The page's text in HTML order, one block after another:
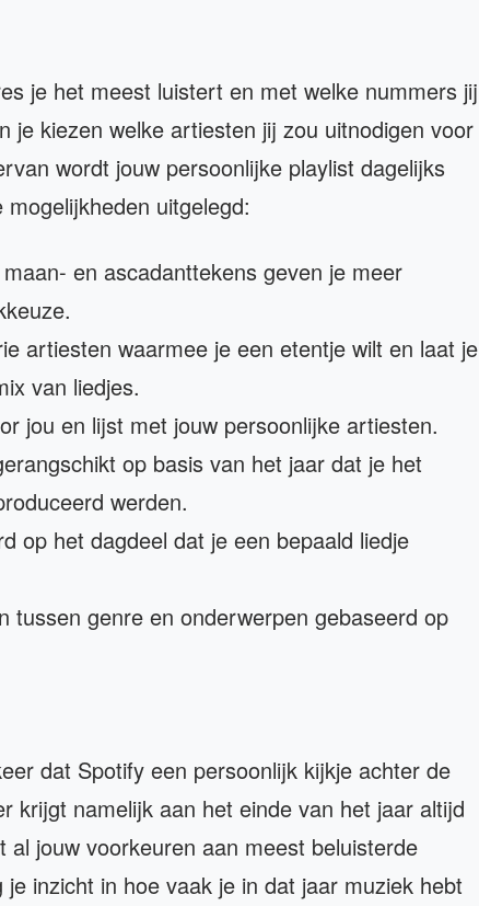
je het meest luistert en met welke nummers jij
je kiezen welke artiesten jij zou uitnodigen voor
wordt jouw persoonlijke playlist dagelijks
uitgelegd:
en ascadanttekens geven je meer
artiesten waarmee je een etentje wilt en laat je
van liedjes.
jou en lijst met jouw persoonlijke artiesten.
op basis van het jaar dat je het
werden.
op het dagdeel dat je een bepaald liedje
tussen genre en onderwerpen gebaseerd op
dat Spotify een persoonlijk kijkje achter de
krijgt namelijk aan het einde van het jaar altijd
jouw voorkeuren aan meest beluisterde
inzicht in hoe vaak je in dat jaar muziek hebt